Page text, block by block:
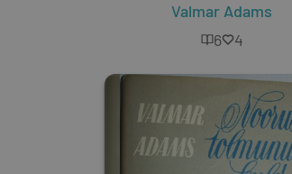
Valmar Adams
6
4